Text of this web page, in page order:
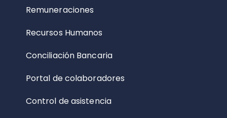
Remuneraciones
Recursos Humanos
Conciliación Bancaria
Portal de colaboradores
Control de asistencia